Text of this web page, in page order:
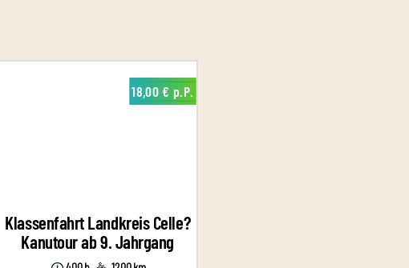
18,00 € p.P.
Klassenfahrt Landkreis Celle?
Kanutour ab 9. Jahrgang